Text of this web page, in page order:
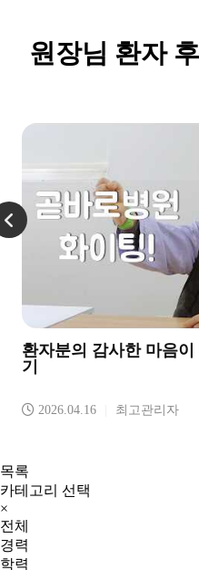
원장님 환자 후
환자분의 감사한 마음
기
2026.04.16 최고관리자
목록
카테고리 선택
×
전체
경력
학력